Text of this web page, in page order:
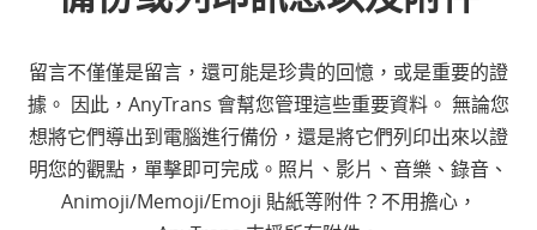
留言不僅僅是留言，還可能是珍貴的回憶，或是重要的證
據。 因此，AnyTrans 會幫您管理這些重要資料。 無論您
想將它們導出到電腦進行備份，還是將它們列印出來以證
明您的觀點，單擊即可完成。照片、影片、音樂、錄音、
Animoji/Memoji/Emoji 貼紙等附件？不用擔心，